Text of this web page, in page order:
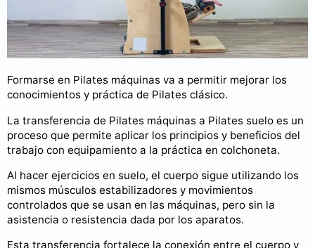
Formarse en Pilates máquinas va a permitir mejorar los
conocimientos y práctica de Pilates clásico.
La transferencia de Pilates máquinas a Pilates suelo es un
proceso que permite aplicar los principios y beneficios del
trabajo con equipamiento a la práctica en colchoneta.
Al hacer ejercicios en suelo, el cuerpo sigue utilizando los
mismos músculos estabilizadores y movimientos
controlados que se usan en las máquinas, pero sin la
asistencia o resistencia dada por los aparatos.
Esta transferencia fortalece la conexión entre el cuerpo y